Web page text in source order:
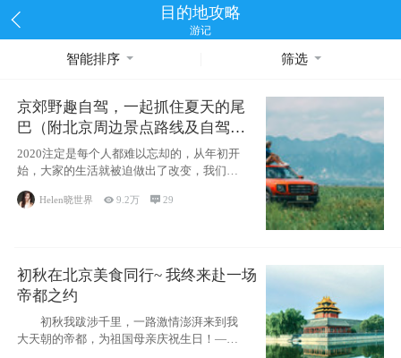
目的地攻略
游记
智能排序 筛选
京郊野趣自驾，一起抓住夏天的尾
巴（附北京周边景点路线及自驾攻
略）
2020注定是每个人都难以忘却的，从年初开
始，大家的生活就被迫做出了改变，我们也
不例外。本来双双辞职是为
Helen晓世界 9.2万 29
初秋在北京美食同行~ 我终来赴一场
帝都之约
初秋我跋涉千里，一路激情澎湃来到我
大天朝的帝都，为祖国母亲庆祝生日！——